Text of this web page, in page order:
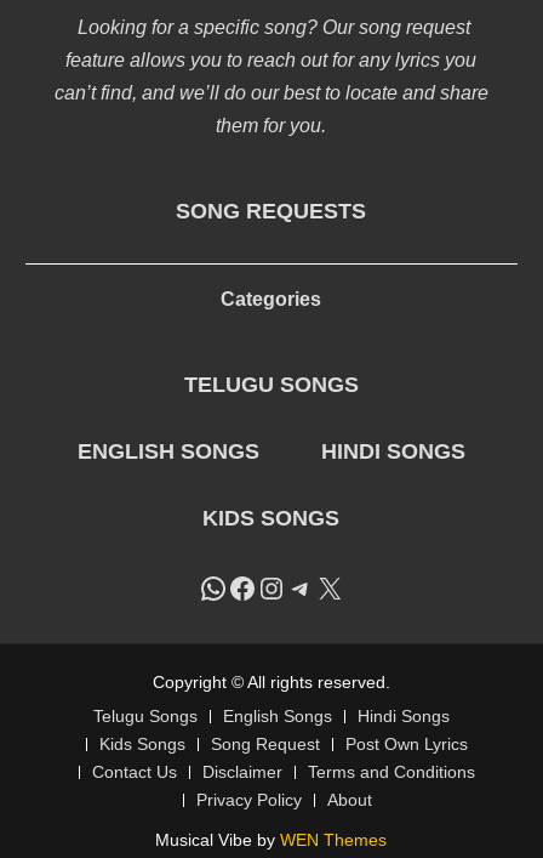
Looking for a specific song? Our song request
feature allows you to reach out for any lyrics you
can’t find, and we’ll do our best to locate and share
them for you.
SONG REQUESTS
Categories
TELUGU SONGS
ENGLISH SONGS HINDI SONGS
KIDS SONGS
WhatsApp
Facebook
Instagram
Telegram
X
Copyright © All rights reserved.
Telugu Songs
English Songs
Hindi Songs
Kids Songs
Song Request
Post Own Lyrics
Contact Us
Disclaimer
Terms and Conditions
Privacy Policy
About
Musical Vibe byWEN Themes